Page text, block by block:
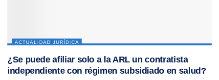
ACTUALIDAD JURÍDICA
¿Se puede afiliar solo a la ARL un contratista
independiente con régimen subsidiado en salud?